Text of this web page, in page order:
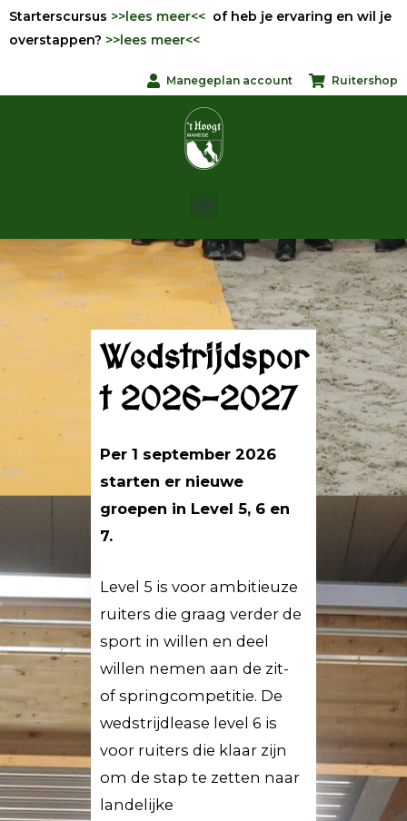
Starterscursus >>lees meer<< of heb je ervaring en wil je
overstappen? >>lees meer<<
Manegeplan account Ruitershop
Wedstrijdspor
t 2026-2027
Per 1 september 2026
starten er nieuwe
groepen in Level 5, 6 en
7.
Level 5 is voor ambitieuze
ruiters die graag verder de
sport in willen en deel
willen nemen aan de zit-
of springcompetitie. De
wedstrijdlease level 6 is
voor ruiters die klaar zijn
om de stap te zetten naar
landelijke